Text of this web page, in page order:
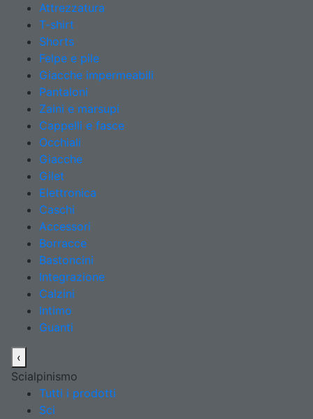
Attrezzatura
T-shirt
Shorts
Felpe e pile
Giacche impermeabili
Pantaloni
Zaini e marsupi
Cappelli e fasce
Occhiali
Giacche
Gilet
Elettronica
Caschi
Accessori
Borracce
Bastoncini
Integrazione
Calzini
Intimo
Guanti
‹
Scialpinismo
Tutti i prodotti
Sci